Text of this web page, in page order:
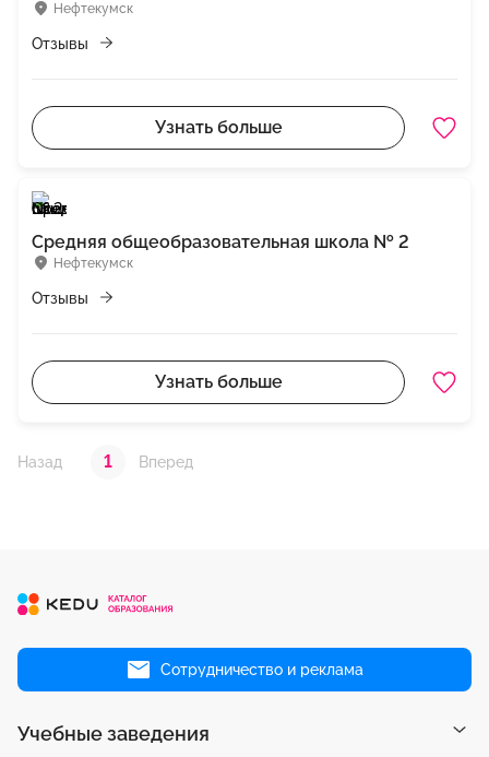
Нефтекумск
Отзывы
Узнать больше
Нефтекумск
Средняя общеобразовательная школа № 2
Отзывы
Узнать больше
Назад 1 Вперед
Сотрудничество и реклама
Учебные заведения